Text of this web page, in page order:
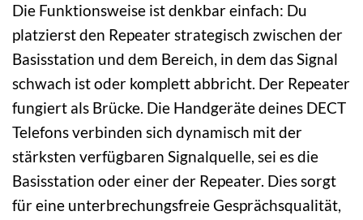
Die Funktionsweise ist denkbar einfach: Du
platzierst den Repeater strategisch zwischen der
Basisstation und dem Bereich, in dem das Signal
schwach ist oder komplett abbricht. Der Repeater
fungiert als Brücke. Die Handgeräte deines DECT
Telefons verbinden sich dynamisch mit der
stärksten verfügbaren Signalquelle, sei es die
Basisstation oder einer der Repeater. Dies sorgt
für eine unterbrechungsfreie Gesprächsqualität,